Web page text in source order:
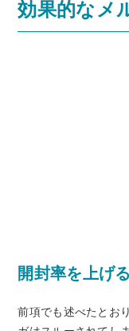
効果的なメ
開封率を上げ
前項でも述べたとお